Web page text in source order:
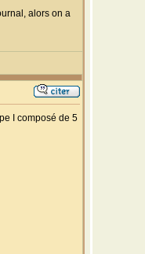
alors on a
I composé de 5